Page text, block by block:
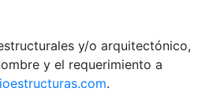
y/o arquitectónico,
y el requerimiento a
.